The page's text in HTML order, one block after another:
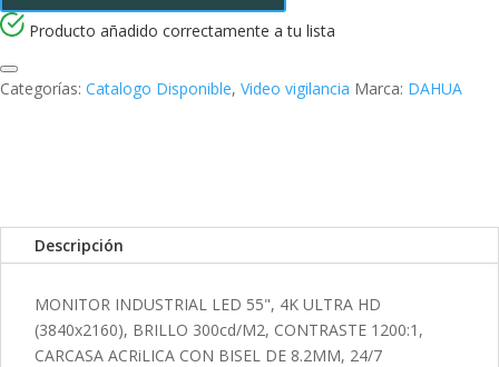
i
r
Producto añadido correctamente a tu lista
Categorías: Catalogo Disponible, Video vigilancia Marca: DAHUA
Descripción
MONITOR INDUSTRIAL LED 55", 4K ULTRA HD
(3840x2160), BRILLO 300cd/M2, CONTRASTE 1200:1,
CARCASA ACRiLICA CON BISEL DE 8.2MM, 24/7